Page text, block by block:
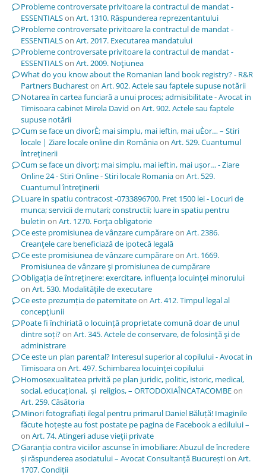
Probleme controversate privitoare la contractul de mandat -
ESSENTIALSon Art. 1310. Răspunderea reprezentantului
Probleme controversate privitoare la contractul de mandat -
ESSENTIALSon Art. 2017. Executarea mandatului
Probleme controversate privitoare la contractul de mandat -
ESSENTIALSon Art. 2009. Noţiunea
What do you know about the Romanian land book registry? - R&R
Partners Buchareston Art. 902. Actele sau faptele supuse notării
Notarea în cartea funciară a unui proces; admisibilitate - Avocat in
Timisoara cabinet Mirela David on Art. 902. Actele sau faptele
supuse notării
Cum se face un divorÈ; mai simplu, mai ieftin, mai uÈor… – Stiri
locale | Ziare locale online din Româniaon Art. 529. Cuantumul
întreţinerii
Cum se face un divorț; mai simplu, mai ieftin, mai ușor… - Ziare
Online 24 - Stiri Online - Stiri locale Romaniaon Art. 529.
Cuantumul întreţinerii
Luare in spatiu contracost -0733896700. Pret 1500 lei - Locuri de
munca; servicii de mutari; constructii; luare in spatiu pentru
buletin on Art. 1270. Forţa obligatorie
Ce este promisiunea de vânzare cumpărareon Art. 2386.
Creanţele care beneficiază de ipotecă legală
Ce este promisiunea de vânzare cumpărareon Art. 1669.
Promisiunea de vânzare şi promisiunea de cumpărare
Obligația de întreținere: exercitare, influența locuinței minorului
on Art. 530. Modalităţile de executare
Ce este prezumția de paternitateon Art. 412. Timpul legal al
concepţiunii
Poate fi închiriată o locuință proprietate comună doar de unul
dintre soți?on Art. 345. Actele de conservare, de folosinţă şi de
administrare
Ce este un plan parental? Interesul superior al copilului - Avocat in
Timisoaraon Art. 497. Schimbarea locuinţei copilului
Homosexualitatea privită pe plan juridic, politic, istoric, medical,
social, educațional, și religios, – ORTODOXIAÎNCATACOMBEon
Art. 259. Căsătoria
Minori fotografiați ilegal pentru primarul Daniel Băluță! Imaginile
făcute hoțește au fost postate pe pagina de Facebook a edilului –
on Art. 74. Atingeri aduse vieţii private
Garanția contra viciilor ascunse în imobiliare: Abuzul de încredere
și răspunderea asociatului – Avocat Consultanță Bucureștion Art.
1707. Condiţii